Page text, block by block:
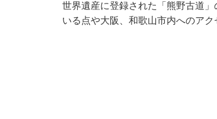
世界遺産に登録された「熊野古道
いる点や大阪、和歌山市内へのアク